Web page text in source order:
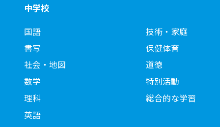
中学校
国語
書写
社会・地図
数学
理科
英語
技術・家庭
保健体育
道徳
特別活動
総合的な学習